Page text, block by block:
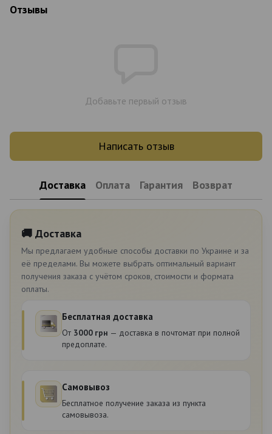
Отзывы
Добавьте первый отзыв
Написать отзыв
Доставка Оплата Гарантия Возврат
🚚 Доставка
Мы предлагаем удобные способы доставки по Украине и за
её пределами. Вы можете выбрать оптимальный вариант
получения заказа с учётом сроков, стоимости и формата
оплаты.
Бесплатная доставка
От 3000 грн — доставка в почтомат при полной
предоплате.
Самовывоз
Бесплатное получение заказа из пункта
самовывоза.